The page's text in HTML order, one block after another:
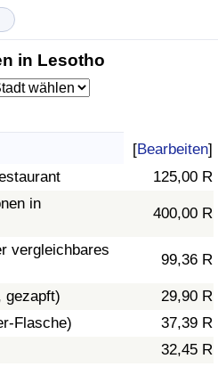
in Lesotho
[Bearbeiten]
125,00 R
in
400,00 R
vergleichbares
99,36 R
gezapft)
29,90 R
Flasche)
37,39 R
32,45 R
(aktuell)
nach Land
Land
Land